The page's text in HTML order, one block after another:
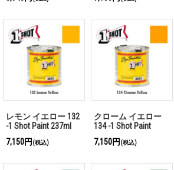
レモン イエロー 132
-1 Shot Paint 237ml
7,150円 (税込)
クローム イエロー
134 -1 Shot Paint
7,150円 (税込)